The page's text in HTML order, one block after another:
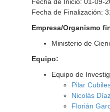
Fecha de Finalización:
Empresa/Organismo
Ministerio de
Equipo:
Equipo de
Pilar
Nicolás
Florián